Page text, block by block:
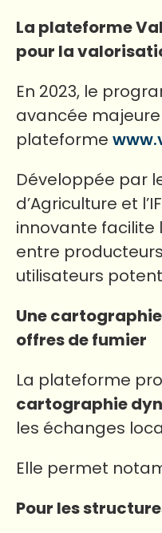
La plateforme
pour la
En 2023, le
avancée
plateforme
Développée par
d’Agriculture et
innovante facilite
entre
utilisateurs
Une
offres de fumier
La plateforme
cartographie
les échanges
Elle permet
Pour les